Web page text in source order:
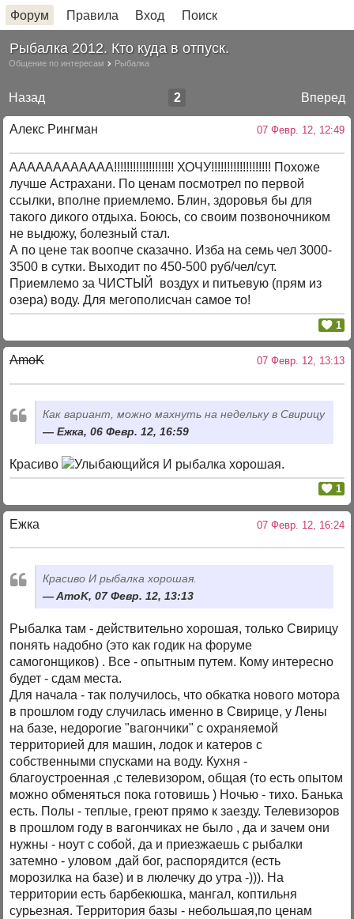
Форум Правила Вход Поиск
Рыбалка 2012. Кто куда в отпуск.
Общение по интересам Рыбалка
Назад Вперед
2
Алекс Рингман 07 Февр. 12, 12:49
АААААААААААА!!!!!!!!!!!!!!!!!!! ХОЧУ!!!!!!!!!!!!!!!!!!! Похоже
лучше Астрахани. По ценам посмотрел по первой
ссылки, вполне приемлемо. Блин, здоровья бы для
такого дикого отдыха. Боюсь, со своим позвоночником
не выдюжу, болезный стал.
А по цене так воопче сказачно. Изба на семь чел 3000-
3500 в сутки. Выходит по 450-500 руб/чел/сут.
Приемлемо за ЧИСТЫЙ воздух и питьевую (прям из
озера) воду. Для мегополисчан самое то!
1
AmoK 07 Февр. 12, 13:13
Как вариант, можно махнуть на недельку в Свирицу
Ежка, 06 Февр. 12, 16:59
Красиво И рыбалка хорошая.
1
Ежка 07 Февр. 12, 16:24
КрасивоИ рыбалка хорошая.
AmoK, 07 Февр. 12, 13:13
Рыбалка там - действительно хорошая, только Свирицу
понять надобно (это как годик на форуме
самогонщиков) . Все - опытным путем. Кому интересно
будет - сдам места.
Для начала - так получилось, что обкатка нового мотора
в прошлом году случилась именно в Свирице, у Лены
на базе, недорогие "вагончики" с охраняемой
территорией для машин, лодок и катеров с
собственными спусками на воду. Кухня -
благоустроенная ,с телевизором, общая (то есть опытом
можно обменяться пока готовишь ) Ночью - тихо. Банька
есть. Полы - теплые, греют прямо к заезду. Телевизоров
в прошлом году в вагончиках не было , да и зачем они
нужны - ноут с собой, да и приезжаешь с рыбалки
затемно - уловом ,дай бог, распорядится (есть
морозилка на базе) и в люлечку до утра -))). На
территории есть барбекюшка, мангал, коптильня
сурьезная. Территория базы - небольшая,по ценам